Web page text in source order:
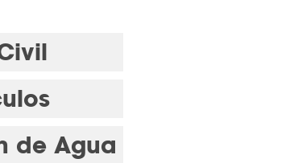
de Agua